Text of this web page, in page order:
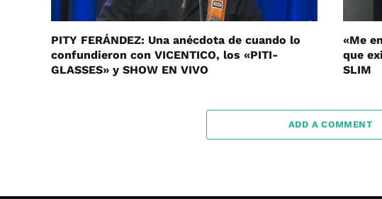
PITY FERÁNDEZ: Una anécdota de cuando lo
confundieron con VICENTICO, los «PITI-
GLASSES» y SHOW EN VIVO
«Me
que
SLIM
ADD A COMMENT